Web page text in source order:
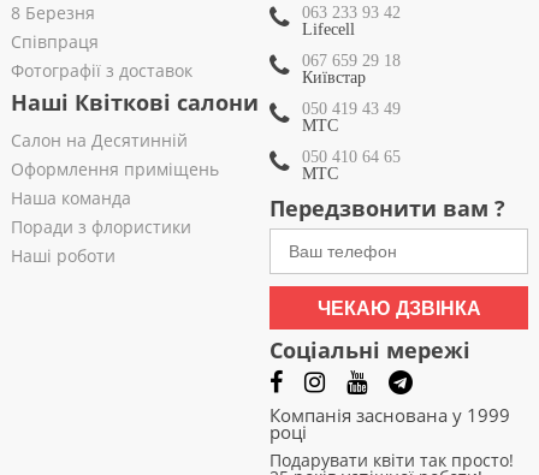
8 Березня
Співпраця
Фотографії з доставок
Наші Квіткові салони
Салон на Десятинній
Оформлення приміщень
Наша команда
Поради з флористики
Наші роботи
063 233 93 42
Lifecell
067 659 29 18
Київстар
050 419 43 49
МТС
050 410 64 65
МТС
Передзвонити вам ?
ЧЕКАЮ ДЗВІНКА
Соціальні мережі
Компанія заснована у 1999
році
Подарувати квіти так просто!